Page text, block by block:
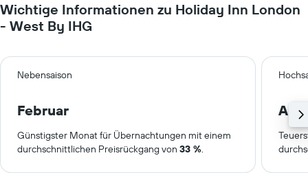
Wichtige Informationen zu Holiday Inn London
- West By IHG
Nebensaison
Februar
Günstigster Monat für Übernachtungen mit einem
durchschnittlichen Preisrückgang von 33 %.